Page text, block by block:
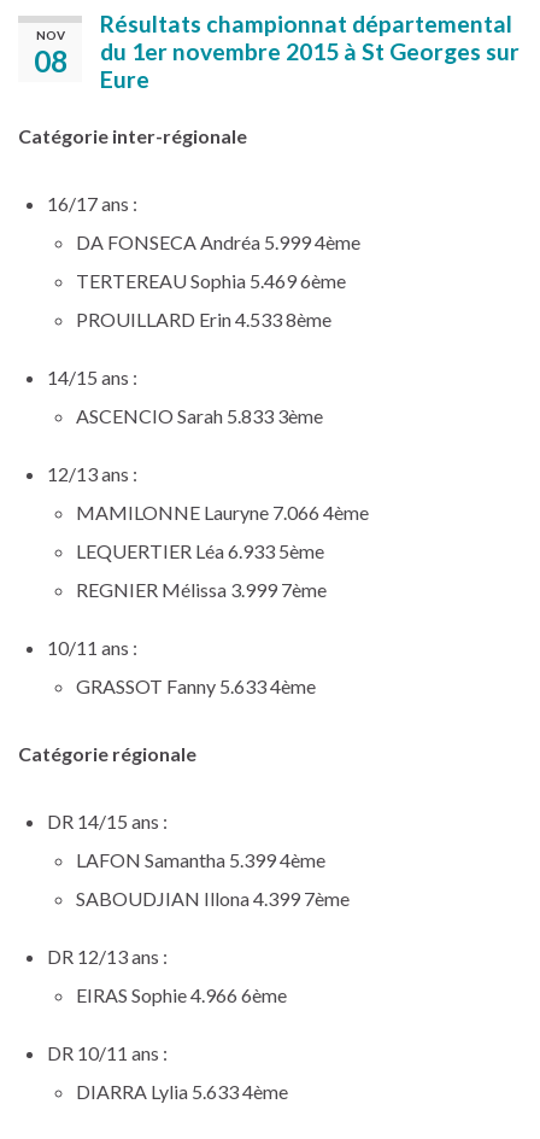
NOV
08
Résultats championnat départemental
du 1er novembre 2015 à St Georges sur
Eure
Catégorie inter-régionale
16/17 ans :
DA FONSECA Andréa 5.999 4ème
TERTEREAU Sophia 5.469 6ème
PROUILLARD Erin 4.533 8ème
14/15 ans :
ASCENCIO Sarah 5.833 3ème
12/13 ans :
MAMILONNE Lauryne 7.066 4ème
LEQUERTIER Léa 6.933 5ème
REGNIER Mélissa 3.999 7ème
10/11 ans :
GRASSOT Fanny 5.633 4ème
Catégorie régionale
DR 14/15 ans :
LAFON Samantha 5.399 4ème
SABOUDJIAN Illona 4.399 7ème
DR 12/13 ans :
EIRAS Sophie 4.966 6ème
DR 10/11 ans :
DIARRA Lylia 5.633 4ème